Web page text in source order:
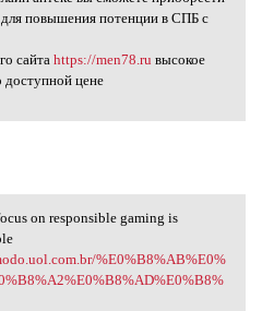
аптеке вы
повышения потенции в СПБ с
сайта https://men78.ru высокое
доступной цене
on
on responsible gaming is
%E0%B8%AB%E0%